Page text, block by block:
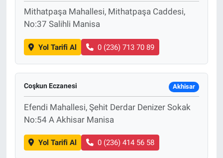
Mithatpaşa Mahallesi, Mithatpaşa Caddesi,
No:37 Salihli Manisa
Yol Tarifi Al 0 (236) 713 70 89
Coşkun Eczanesi Akhisar
Efendi Mahallesi, Şehit Derdar Denizer Sokak
No:54 A Akhisar Manisa
Yol Tarifi Al 0 (236) 414 56 58